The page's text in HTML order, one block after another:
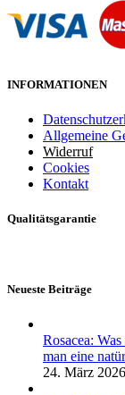
INFORMATIONEN
Allgemeine
Widerruf
Cookies
Kontakt
Qualitätsgarantie
Neueste Beiträge
Rosacea:
man eine
24. März 2026